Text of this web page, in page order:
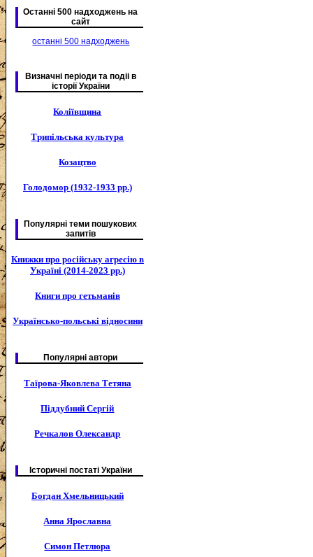
Останні 500 надходжень на
сайт
останні 500 надходжень
Визначні періоди та подіі в
історії України
Коліївщина
Трипільська культура
Козацтво
Голодомор (1932-1933 рр.)
Популярні теми пошукових
запитів
Книжки про російську агресію в
Україні (2014-2023 рр.)
Книги про гетьманів
Українсько-польські відносини
Популярні автори
Таїрова-Яковлева Тетяна
Піддубний Сергій
Речкалов Олександр
Історичні постаті України
Богдан Хмельницький
Анна Ярославна
Симон Петлюра